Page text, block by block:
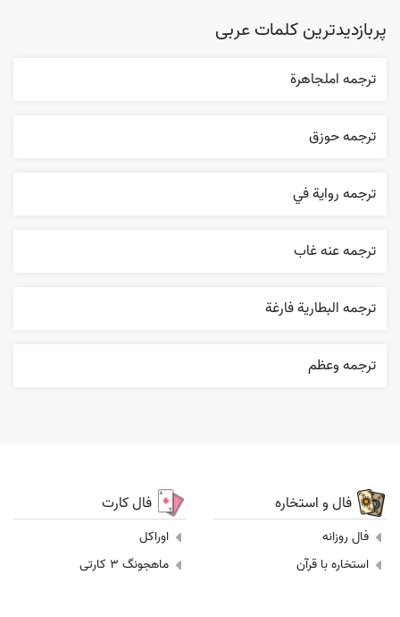
پربازدیدترین کلمات عربی
ترجمه املجاهرة
ترجمه حوزق
ترجمه روایة في
ترجمه عنه غاب
ترجمه البطارية فارغة
ترجمه وعظم
فال و استخاره
فال روزانه
استخاره با قرآن
فال کارت
اوراکل
ماهجونگ 3 کارتی